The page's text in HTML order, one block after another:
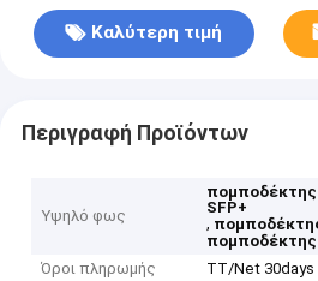
Καλύτερη τιμή
Περιγραφή Προϊόντων
Υψηλό φως
πομποδέκτης
SFP+
,
πομποδέκτης
Όροι πληρωμής
TT/Net 30days